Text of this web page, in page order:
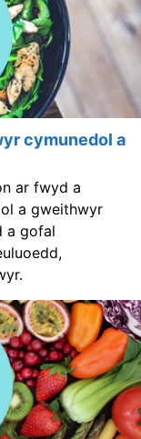
cymunedol a
ar fwyd a
a gweithwyr
a gofal